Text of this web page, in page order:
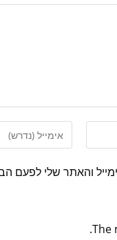
והאתר שלי לפעם
The